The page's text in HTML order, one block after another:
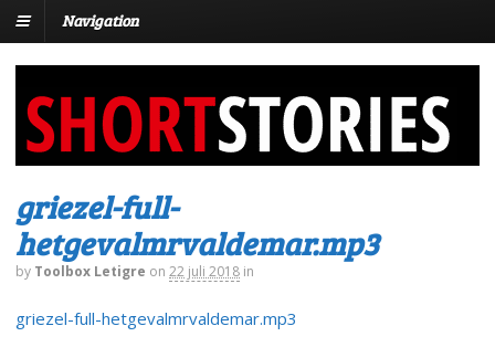
Navigation
griezel-full-
hetgevalmrvaldemar.mp3
by Toolbox Letigre on 22 juli 2018 in
griezel-full-hetgevalmrvaldemar.mp3